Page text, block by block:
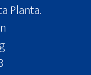
Planta.